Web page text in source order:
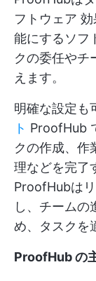
フトウェア 効
能にするソフ
クの委任やチ
えます。
明確な設定も
ト ProofHub
クの作成、作
理などを完了
ProofHubは
し、チームの
め、タスクを
ProofHub の